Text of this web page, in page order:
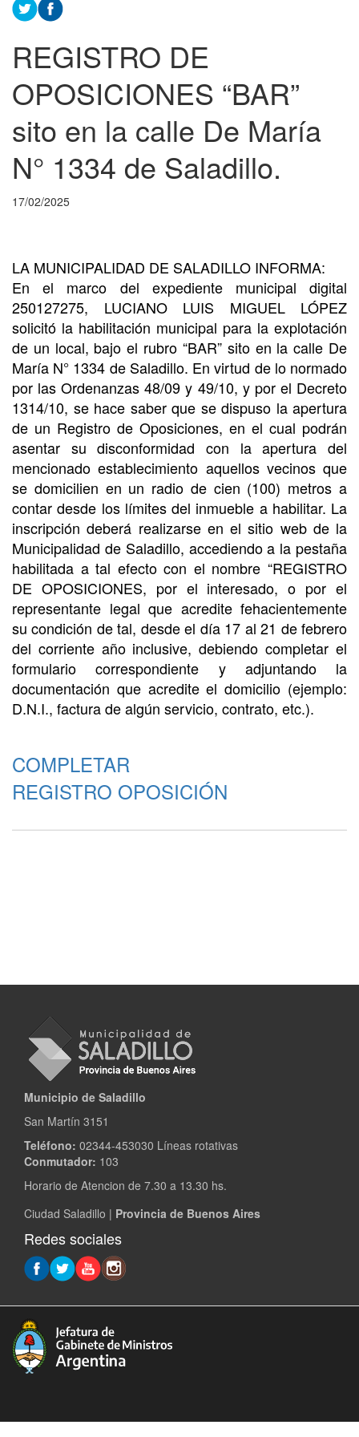
REGISTRO DE
OPOSICIONES “BAR”
sito en la calle De María
N° 1334 de Saladillo.
17/02/2025
LA MUNICIPALIDAD DE SALADILLO INFORMA:
En el marco del expediente municipal digital
250127275, LUCIANO LUIS MIGUEL LÓPEZ
solicitó la habilitación municipal para la explotación
de un local, bajo el rubro “BAR” sito en la calle De
María N° 1334 de Saladillo. En virtud de lo normado
por las Ordenanzas 48/09 y 49/10, y por el Decreto
1314/10, se hace saber que se dispuso la apertura
de un Registro de Oposiciones, en el cual podrán
asentar su disconformidad con la apertura del
mencionado establecimiento aquellos vecinos que
se domicilien en un radio de cien (100) metros a
contar desde los límites del inmueble a habilitar. La
inscripción deberá realizarse en el sitio web de la
Municipalidad de Saladillo, accediendo a la pestaña
habilitada a tal efecto con el nombre “REGISTRO
DE OPOSICIONES, por el interesado, o por el
representante legal que acredite fehacientemente
su condición de tal, desde el día 17 al 21 de febrero
del corriente año inclusive, debiendo completar el
formulario correspondiente y adjuntando la
documentación que acredite el domicilio (ejemplo:
D.N.I., factura de algún servicio, contrato, etc.).
COMPLETAR
REGISTRO OPOSICIÓN
Municipio de Saladillo
San Martín 3151
Teléfono: 02344-453030 Líneas rotativas
Conmutador: 103
Horario de Atencion de 7.30 a 13.30 hs.
Ciudad Saladillo | Provincia de Buenos Aires
Redes sociales